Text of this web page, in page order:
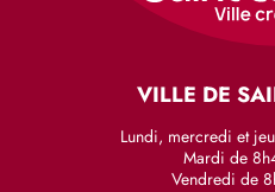
VILLE DE
Lundi, mercredi et
Mardi de
Vendredi de